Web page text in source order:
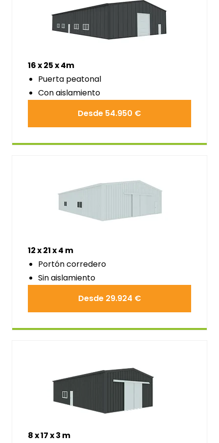
16 x 25 x 4m
Puerta peatonal
Con aislamiento
Desde 54.950 €
12 x 21 x 4 m
Portón corredero
Sin aislamiento
Desde 29.924 €
8 x 17 x 3 m